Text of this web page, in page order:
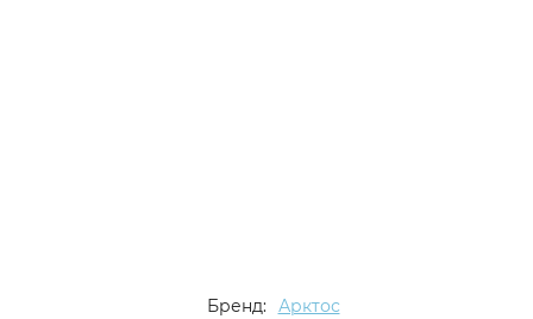
Бренд: Арктос